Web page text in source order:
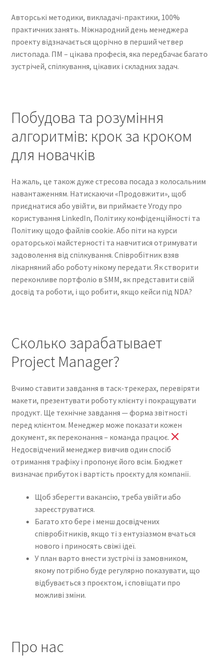
End user license agreement
Free Coaching Call
Get Started
Join Affiliate Program
Kayla Test Page
Login
My account
Partner With Us
Podcasts
Privacy Policy
Real Estate Postcards
Returned Mail Scanner
Reviews
Services
Shop
Templates
Terms of Service
Авторські методики, викладачі-практики, 100%
практичних занять. Міжнародний день менеджера
проекту відзначається щорічно в перший четвер
листопада. ПМ – цікава професія, яка передбачає багато
зустрічей, спілкування, цікавих і складних задач.
Побудова та розуміння
алгоритмів: крок за кроком
для новачків
На жаль, це також дуже стресова посада з колосальним
навантаженням. Натискаючи «Продовжити», щоб
приєднатися або увійти, ви приймаєте Угоду про
користування LinkedIn, Політику конфіденційності та
Політику щодо файлів cookie. Або піти на курси
ораторської майстерності та навчитися отримувати
задоволення від спілкування. Співробітник взяв
лікарняний або роботу нікому передати. Як створити
переконливе портфоліо в SMM, як представити свій
досвід та роботи, і що робити, якщо кейси під NDA?
Сколько зарабатывает
Project Manager?
Вчимо ставити завдання в таск-трекерах, перевіряти
макети, презентувати роботу клієнту і покращувати
продукт. Ще технічне завдання — форма звітності
перед клієнтом. Менеджер може показати кожен
документ, як переконання – команда працює.
Недосвідчений менеджер вивчив один спосіб
отримання трафіку і пропонує його всім. Бюджет
визначає прибуток і вартість проєкту для компанії.
Щоб зберегти вакансію, треба увійти або
зареєструватися.
Багато хто бере і менш досвідчених
співробітників, якщо ті з ентузіазмом вчаться
нового і приносять свіжі ідеї.
У план варто внести зустрічі із замовником,
якому потрібно буде регулярно показувати, що
відбувається з проєктом, і сповіщати про
можливі зміни.
Про нас